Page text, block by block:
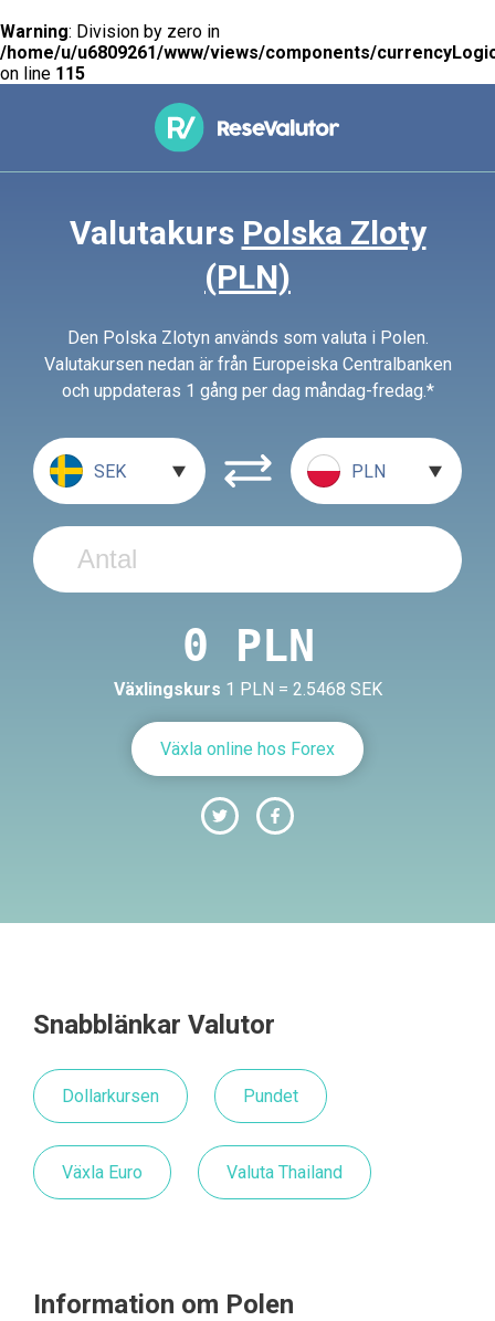
Warning: Division by zero in
/home/u/u6809261/www/views/components/
on line 115
Valutakurs Polska Zloty
(PLN)
Den Polska Zlotyn används som valuta i Polen.
Valutakursen nedan är från Europeiska Centralbanken
och uppdateras 1 gång per dag måndag-fredag.*
SEK PLN
Växlingskurs 1 PLN = 2.5468 SEK
Växla online hos Forex
Snabblänkar Valutor
Dollarkursen Pundet
Växla Euro Valuta Thailand
Information om Polen